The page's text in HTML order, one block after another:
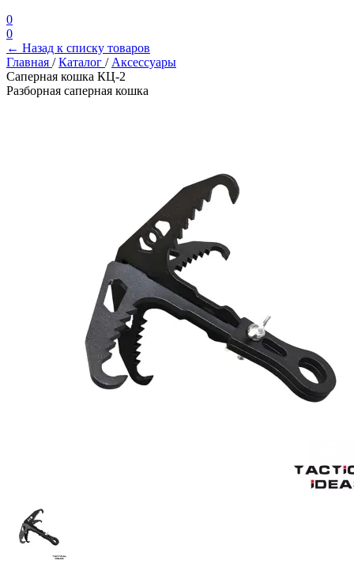
0
0
← Назад к списку товаров
Главная / Каталог / Аксессуары
Саперная кошка КЦ-2
Разборная саперная кошка